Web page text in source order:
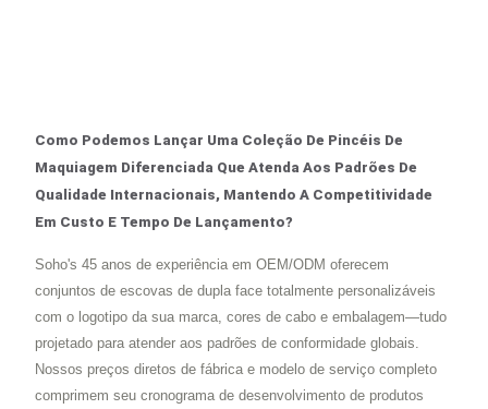
Como Podemos Lançar Uma Coleção De Pincéis De
Maquiagem Diferenciada Que Atenda Aos Padrões De
Qualidade Internacionais, Mantendo A Competitividade
Em Custo E Tempo De Lançamento?
Soho's 45 anos de experiência em OEM/ODM oferecem
conjuntos de escovas de dupla face totalmente personalizáveis
com o logotipo da sua marca, cores de cabo e embalagem—tudo
projetado para atender aos padrões de conformidade globais.
Nossos preços diretos de fábrica e modelo de serviço completo
comprimem seu cronograma de desenvolvimento de produtos